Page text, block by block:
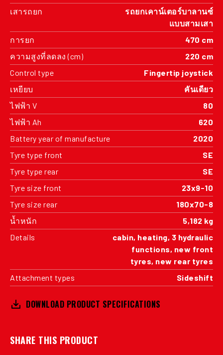
เสารถยก
รถยกเคาน์เตอร์บาลานซ์
แบบสามเสา
การยก
470 cm
ความสูงที่ลดลง (cm)
220 cm
Control type
Fingertip joystick
เหยียบ
คันเดียว
ไฟฟ้า V
80
ไฟฟ้า Ah
620
Battery year of manufacture
2020
Tyre type front
SE
Tyre type rear
SE
Tyre size front
23x9-10
Tyre size rear
180x70-8
น้ำหนัก
5,182 kg
Details
cabin, heating, 3 hydraulic
functions, new front
tyres, new rear tyres
Attachment types
Sideshift
DOWNLOAD PRODUCT SPECIFICATIONS
SHARE THIS PRODUCT